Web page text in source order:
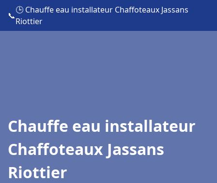
📞
🕒 Chauffe eau installateur Chaffoteaux Jassans
Riottier
Chauffe eau installateur
Chaffoteaux Jassans
Riottier